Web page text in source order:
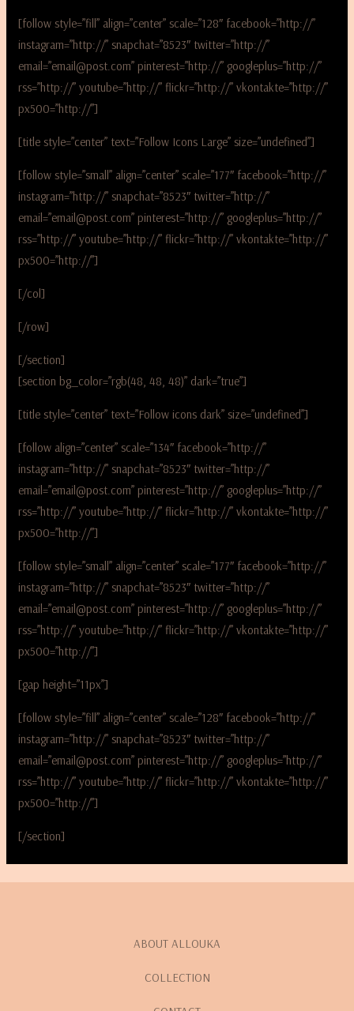
[follow style=”fill” align=”center” scale=”128″ facebook=”http://”
instagram=”http://” snapchat=”8523″ twitter=”http://”
email=”email@post.com” pinterest=”http://” googleplus=”http://”
rss=”http://” youtube=”http://” flickr=”http://” vkontakte=”http://”
px500=”http://”]
[title style=”center” text=”Follow Icons Large” size=”undefined”]
[follow style=”small” align=”center” scale=”177″ facebook=”http://”
instagram=”http://” snapchat=”8523″ twitter=”http://”
email=”email@post.com” pinterest=”http://” googleplus=”http://”
rss=”http://” youtube=”http://” flickr=”http://” vkontakte=”http://”
px500=”http://”]
[/col]
[/row]
[/section]
[section bg_color=”rgb(48, 48, 48)” dark=”true”]
[title style=”center” text=”Follow icons dark” size=”undefined”]
[follow align=”center” scale=”134″ facebook=”http://”
instagram=”http://” snapchat=”8523″ twitter=”http://”
email=”email@post.com” pinterest=”http://” googleplus=”http://”
rss=”http://” youtube=”http://” flickr=”http://” vkontakte=”http://”
px500=”http://”]
[follow style=”small” align=”center” scale=”177″ facebook=”http://”
instagram=”http://” snapchat=”8523″ twitter=”http://”
email=”email@post.com” pinterest=”http://” googleplus=”http://”
rss=”http://” youtube=”http://” flickr=”http://” vkontakte=”http://”
px500=”http://”]
[gap height=”11px”]
[follow style=”fill” align=”center” scale=”128″ facebook=”http://”
instagram=”http://” snapchat=”8523″ twitter=”http://”
email=”email@post.com” pinterest=”http://” googleplus=”http://”
rss=”http://” youtube=”http://” flickr=”http://” vkontakte=”http://”
px500=”http://”]
[/section]
ABOUT ALLOUKA
COLLECTION